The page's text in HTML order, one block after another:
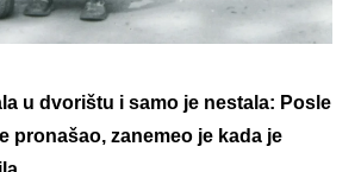
u dvorištu i samo je nestala: Posle
pronašao, zanemeo je kada je